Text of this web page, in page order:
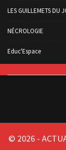
LES GUILLEMETS DU
NÉCROLOGIE
Educ'Espace
© 2026 -